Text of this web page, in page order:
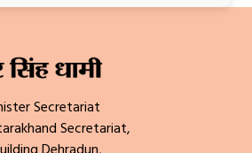
Secretariat
Secretariat,